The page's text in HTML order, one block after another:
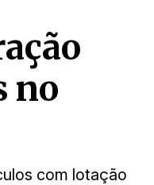
no
com lotação